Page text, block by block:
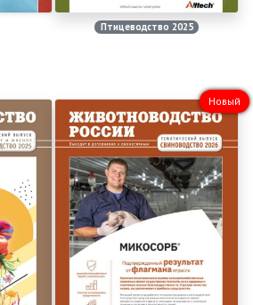
Птицеводство 2025
Новый